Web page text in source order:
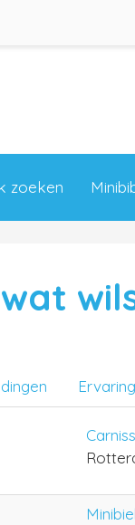
zoeken